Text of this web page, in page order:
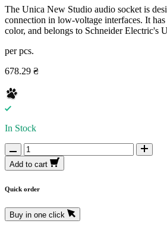
The Unica New Studio audio socket is
connection in low-voltage interfaces. It
color, and belongs to Schneider Electric's
per pcs.
678.29 ₴
In Stock
Add to cart
Quick order
Buy in one click